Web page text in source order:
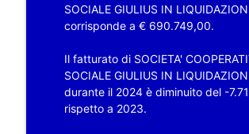
SOCIALE GIULIUS IN
corrisponde a € 690.749,00.
Il fatturato di SOCIETA'
SOCIALE GIULIUS IN
durante il 2024 è diminuito del -
rispetto a 2023.